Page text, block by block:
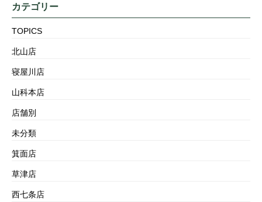
カテゴリー
TOPICS
北山店
寝屋川店
山科本店
店舗別
未分類
箕面店
草津店
西七条店